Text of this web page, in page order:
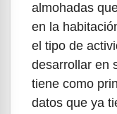
almohadas
en la
el tipo de
desarrollar en
tiene como
datos que ya